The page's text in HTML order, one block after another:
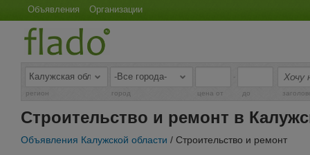
Объявления Организации
-
регион город цена от до
Строительство и ремонт в
Объявления Калужской области / Строительство и ремонт